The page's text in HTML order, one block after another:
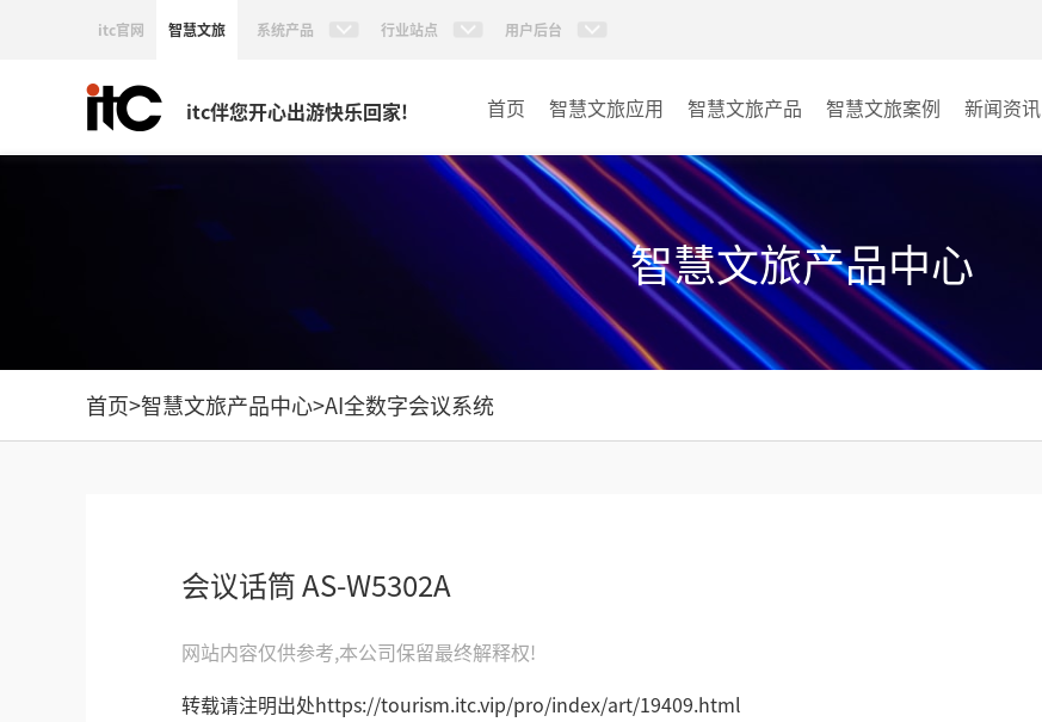
itc官网 智慧文旅 系统产品 行业站点 用户后台
itc伴您开心出游快乐回家! 首页 智慧文旅应用 智慧文旅产品
77IP广播
AI智慧88广播系统
KVM坐席管理系统
AI智慧分布式系统
小间距LED显示屏
智慧文旅案例
酒店
交通
其它
新闻资讯
智慧文旅产品中心
首页>智慧文旅产品中心>AI全数字会议系统
会议话筒 AS-W5302A
网站内容仅供参考,本公司保留最终解释权!
转载请注明出处https://tourism.itc.vip/pro/index/art/19409.html